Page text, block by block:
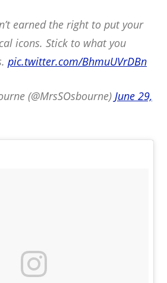
earned the right to put your
icons. Stick to what you
pic.twitter.com/BhmuUVrDBn
(@MrsSOsbourne) June 29,